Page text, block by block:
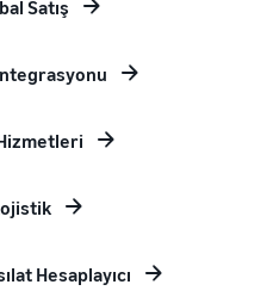
Satış
Hesaplayıcı